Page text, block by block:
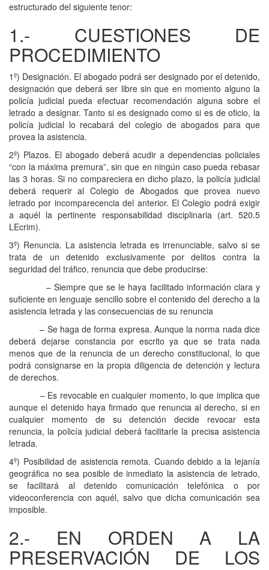
estructurado del siguiente tenor:
1.- CUESTIONES DE
PROCEDIMIENTO
1º) Designación. El abogado podrá ser designado por el detenido,
designación que deberá ser libre sin que en momento alguno la
policía judicial pueda efectuar recomendación alguna sobre el
letrado a designar. Tanto si es designado como si es de oficio, la
policía judicial lo recabará del colegio de abogados para que
provea la asistencia.
2º) Plazos. El abogado deberá acudir a dependencias policiales
“con la máxima premura”, sin que en ningún caso pueda rebasar
las 3 horas. Si no compareciera en dicho plazo, la policía judicial
deberá requerir al Colegio de Abogados que provea nuevo
letrado por incomparecencia del anterior. El Colegio podrá exigir
a aquél la pertinente responsabilidad disciplinaria (art. 520.5
LEcrim).
3º) Renuncia. La asistencia letrada es irrenunciable, salvo si se
trata de un detenido exclusivamente por delitos contra la
seguridad del tráfico, renuncia que debe producirse:
– Siempre que se le haya facilitado información clara y
suficiente en lenguaje sencillo sobre el contenido del derecho a la
asistencia letrada y las consecuencias de su renuncia
– Se haga de forma expresa. Aunque la norma nada dice
deberá dejarse constancia por escrito ya que se trata nada
menos que de la renuncia de un derecho constitucional, lo que
podrá consignarse en la propia diligencia de detención y lectura
de derechos.
– Es revocable en cualquier momento, lo que implica que
aunque el detenido haya firmado que renuncia al derecho, si en
cualquier momento de su detención decide revocar esta
renuncia, la policía judicial deberá facilitarle la precisa asistencia
letrada.
4º) Posibilidad de asistencia remota. Cuando debido a la lejanía
geográfica no sea posible de inmediato la asistencia de letrado,
se facilitará al detenido comunicación telefónica o por
videoconferencia con aquél, salvo que dicha comunicación sea
imposible.
2.- EN ORDEN A LA
PRESERVACIÓN DE LOS